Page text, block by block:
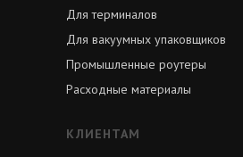
КЛИЕНТАМ
Для терминалов
Расходные материалы
Для вакуумных упаковщиков
Промышленные роутеры